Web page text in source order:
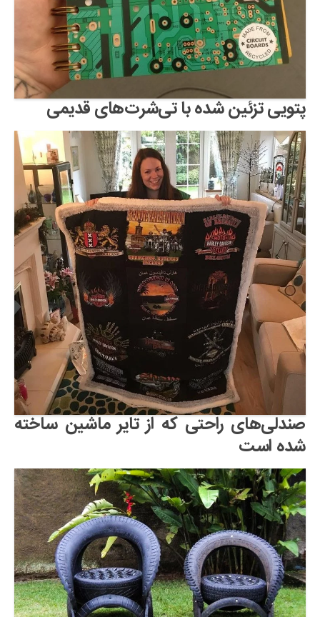
پتویی تزئین شده با تی‌شرت‌های قدیمی
صندلی‌های راحتی که از تایر ماشین ساخته
شده است